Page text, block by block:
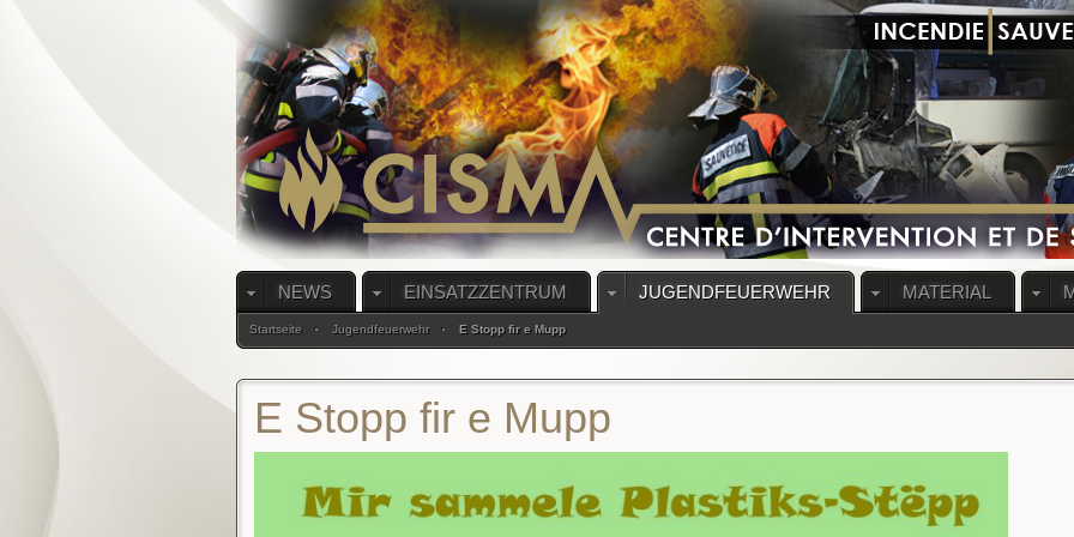
NEWS EINSATZZENTRUM JUGENDFEUERWEHR MATERIAL
Startseite Jugendfeuerwehr E Stopp fir e Mupp
E Stopp fir e Mupp